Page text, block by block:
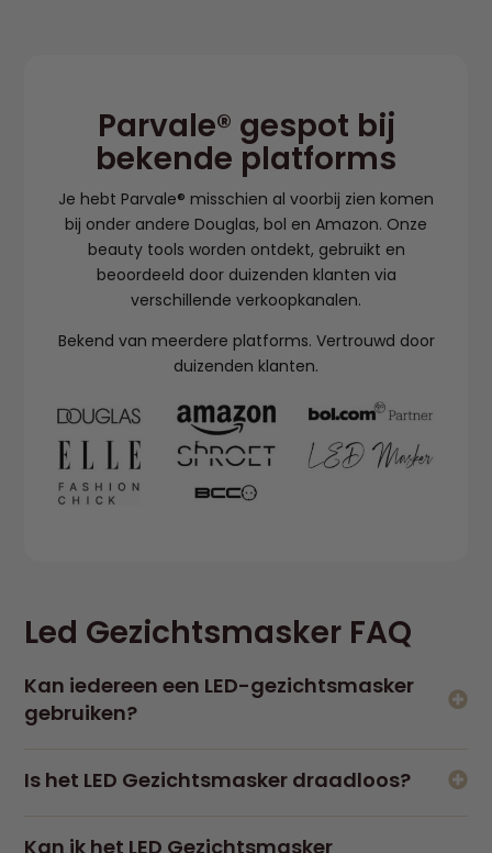
Led Gezichtsmasker FAQ
Kan iedereen een LED-gezichtsmasker
gebruiken?
Mensen met epilepsie, lichtgevoelige huidaandoeningen
Is het LED Gezichtsmasker draadloos?
Ons masker is draadloos te gebruiken, met slechts één
Kan ik het LED Gezichtsmasker
Parvale® gespot bij
bekende platforms
Je hebt Parvale® misschien al voorbij zien komen
bij onder andere Douglas, bol en Amazon. Onze
beauty tools worden ontdekt, gebruikt en
beoordeeld door duizenden klanten via
verschillende verkoopkanalen.
Bekend van meerdere platforms. Vertrouwd door
duizenden klanten.